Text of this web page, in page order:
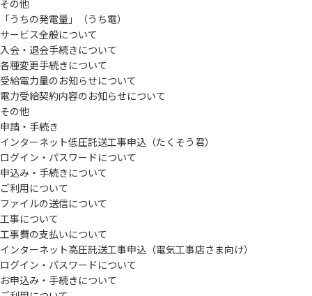
その他
「うちの発電量」（うち電）
サービス全般について
入会・退会手続きについて
各種変更手続きについて
受給電力量のお知らせについて
電力受給契約内容のお知らせについて
その他
申請・手続き
インターネット低圧託送工事申込（たくそう君）
ログイン・パスワードについて
申込み・手続きについて
ご利用について
ファイルの送信について
工事について
工事費の支払いについて
インターネット高圧託送工事申込（電気工事店さま向け）
ログイン・パスワードについて
お申込み・手続きについて